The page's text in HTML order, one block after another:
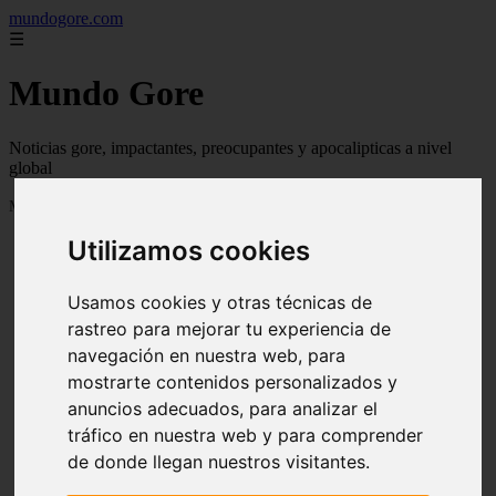
Utilizamos cookies
Usamos cookies y otras técnicas de
rastreo para mejorar tu experiencia de
navegación en nuestra web, para
mostrarte contenidos personalizados y
anuncios adecuados, para analizar el
tráfico en nuestra web y para comprender
de donde llegan nuestros visitantes.
mundogore.com
☰
Mundo Gore
Noticias gore, impactantes, preocupantes y apocalipticas a nivel
global
Mostrando 1 - 24 de 237 artículos